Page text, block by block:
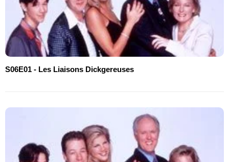
S06E01 - Les Liaisons Dickgereuses